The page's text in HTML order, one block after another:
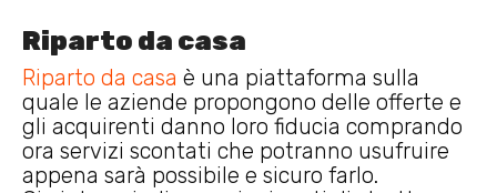
Riparto da casa
Riparto da casa è una piattaforma sulla
quale le aziende propongono delle offerte e
gli acquirenti danno loro fiducia comprando
ora servizi scontati che potranno usufruire
appena sarà possibile e sicuro farlo.